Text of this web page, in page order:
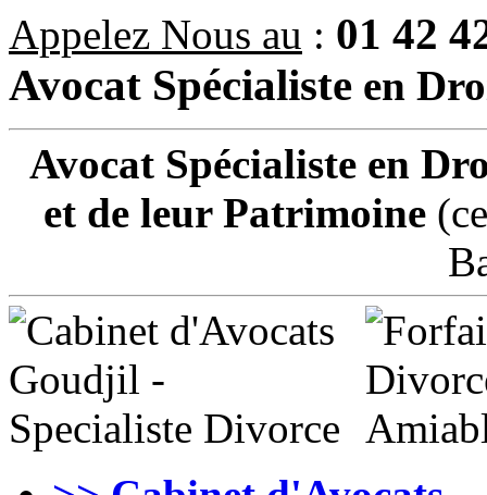
Appelez Nous au : 01 42
Avocat Spécialiste en
Avocat Spécialiste en
et de leur Patrimoine